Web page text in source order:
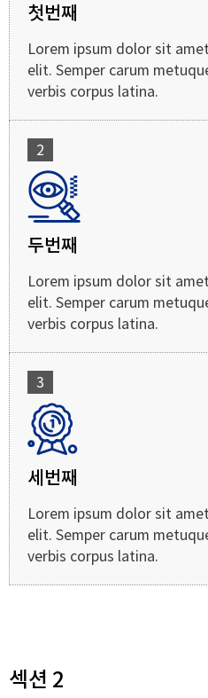
첫번째
Lorem ipsum dolor sit
elit. Semper carum
verbis corpus latina.
2
두번째
Lorem ipsum dolor sit
elit. Semper carum
verbis corpus latina.
3
세번째
Lorem ipsum dolor sit
elit. Semper carum
verbis corpus latina.
섹션 2